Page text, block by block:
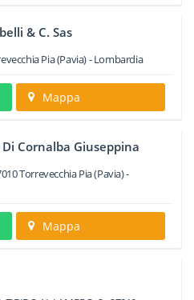
& C. Sas
Pia(Pavia) -Lombardia
Mappa
Cornalba Giuseppina
Torrevecchia Pia(Pavia) -
Mappa